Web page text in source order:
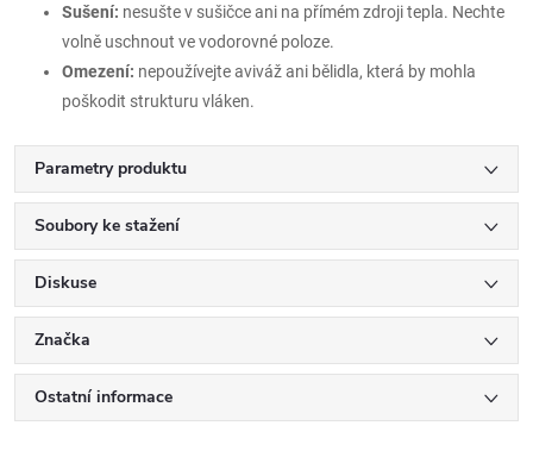
Sušení: nesušte v sušičce ani na přímém zdroji tepla. Nechte
volně uschnout ve vodorovné poloze.
Omezení: nepoužívejte aviváž ani bělidla, která by mohla
poškodit strukturu vláken.
Parametry produktu
Soubory ke stažení
Diskuse
Značka
Ostatní informace